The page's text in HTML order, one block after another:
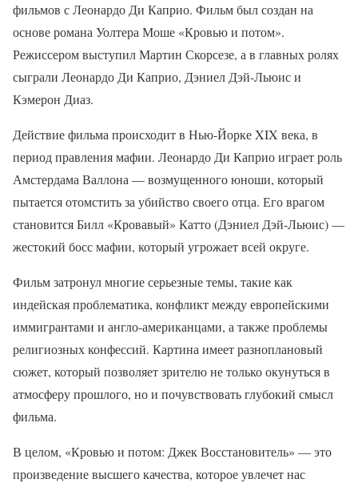
фильмов с Леонардо Ди Каприо. Фильм был создан на
основе романа Уолтера Моше «Кровью и потом».
Режиссером выступил Мартин Скорсезе, а в главных ролях
сыграли Леонардо Ди Каприо, Дэниел Дэй-Льюис и
Кэмерон Диаз.
Действие фильма происходит в Нью-Йорке XIX века, в
период правления мафии. Леонардо Ди Каприо играет роль
Амстердама Валлона — возмущенного юноши, который
пытается отомстить за убийство своего отца. Его врагом
становится Билл «Кровавый» Катто (Дэниел Дэй-Льюис) —
жестокий босс мафии, который угрожает всей округе.
Фильм затронул многие серьезные темы, такие как
индейская проблематика, конфликт между европейскими
иммигрантами и англо-американцами, а также проблемы
религиозных конфессий. Картина имеет разноплановый
сюжет, который позволяет зрителю не только окунуться в
атмосферу прошлого, но и почувствовать глубокий смысл
фильма.
В целом, «Кровью и потом: Джек Восстановитель» — это
произведение высшего качества, которое увлечет нас